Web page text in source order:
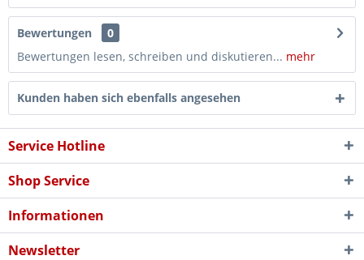
Bewertungen
0
Bewertungen lesen, schreiben und diskutieren... mehr
Kunden haben sich ebenfalls angesehen
Service Hotline
Shop Service
Informationen
Newsletter